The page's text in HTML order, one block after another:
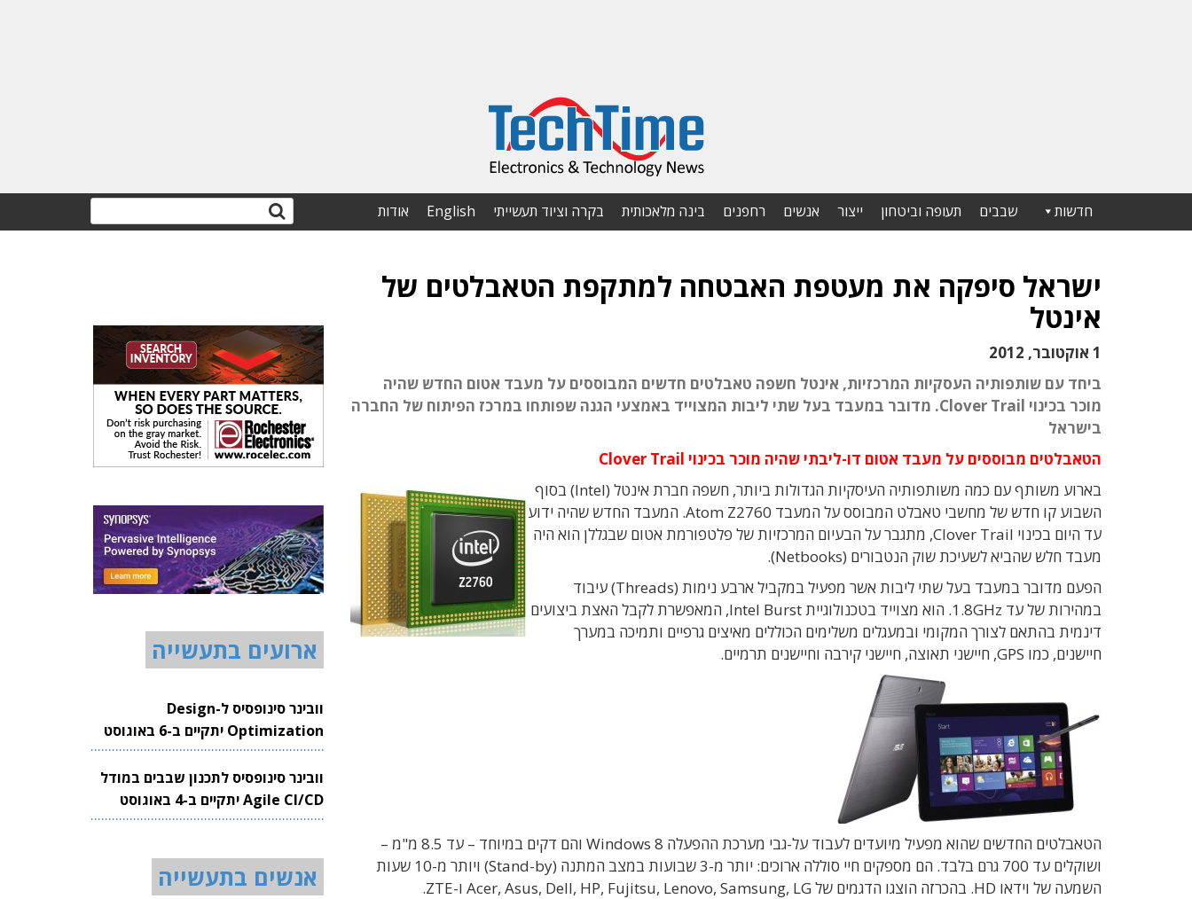
חדשות שבבים תעופה וביטחון ייצור אנשים רחפנים בינה מלאכותית בקרה וציוד תעשייתי English אודות
ישראל סיפקה את מעטפת האבטחה למתקפת הטאבלטים של
אינטל
1 אוקטובר, 2012
ביחד עם שותפותיה העסקיות המרכזיות, אינטל חשפה טאבלטים חדשים המבוססים על מעבד אטום החדש שהיה
מוכר בכינוי Clover Trail. מדובר במעבד בעל שתי ליבות המצוייד באמצעי הגנה שפותחו במרכז הפיתוח של החברה
בישראל
הטאבלטים מבוססים על מעבד אטום דו-ליבתי שהיה מוכר בכינוי Clover Trail
בארוע משותף עם כמה משותפותיה העיסקיות הגדולות ביותר, חשפה חברת אינטל (Intel) בסוף
השבוע קו חדש של מחשבי טאבלט המבוסס על המעבד Atom Z2760. המעבד החדש שהיה ידוע
עד היום בכינוי Clover Trail, מתגבר על הבעיום המרכזיות של פלטפורמת אטום שבגללן הוא היה
מעבד חלש שהביא לשעיכת שוק הנטבורים (Netbooks).
הפעם מדובר במעבד בעל שתי ליבות אשר מפעיל במקביל ארבע נימות (Threads) עיבוד
במהירות של עד 1.8GHz. הוא מצוייד בטכנולוגיית Intel Burst, המאפשרת לקבל האצת ביצועים
דינמית בהתאם לצורך המקומי ובמעגלים משלימים הכוללים מאיצים גרפיים ותמיכה במערך
חיישנים, כמו GPS, חיישני תאוצה, חיישני קירבה וחיישנים תרמיים.
הטאבלטים החדשים שהוא מפעיל מיועדים לעבוד על-גבי מערכת ההפעלה Windows 8 והם דקים במיוחד – עד 8.5 מ"מ –
ושוקלים עד 700 גרם בלבד. הם מספקים חיי סוללה ארוכים: יותר מ-3 שבועות במצב המתנה (Stand-by) ויותר מ-10 שעות
השמעה של וידאו HD. בהכרזה הוצגו הדגמים של Acer, Asus, Dell, HP, Fujitsu, Lenovo, Samsung, LG ו-ZTE.
ארועים בתעשייה
וובינר סינופסיס ל-Design
Optimization יתקיים ב-6 באוגוסט
2026
וובינר סינופסיס לתכנון שבבים במודל
Agile CI/CD יתקיים ב-4 באוגוסט
2026
אנשים בתעשייה